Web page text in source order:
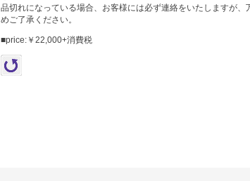
品切れになっている場合、お客様には必ず連絡をいたしますが
めご了承ください。
■price:￥22,000+消費税